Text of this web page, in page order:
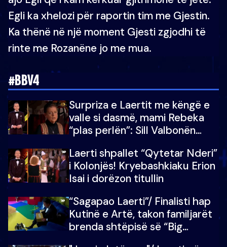
Egli ka xhelozi për raportin tim me Gjestin.
Ka thënë në një moment Gjesti zgjodhi të
rinte me Rozanëne jo me mua.
#BBV4
Surpriza e Laertit me këngë e
valle si dasmë, mami Rebeka
“plas perlën”: Sill Valbonën
Laerti shpallet “Qytetar Nderi”
i Kolonjës! Kryebashkiaku Erion
Isai i dorëzon titullin
“Sagapao Laerti”/ Finalisti hap
Kutinë e Artë, takon familjarët
brenda shtëpisë së “Big